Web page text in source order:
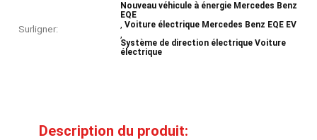
Surligner:
Nouveau véhicule à énergie Mercedes Benz
EQE
,Voiture électrique Mercedes Benz EQE EV
,
Système de direction électrique Voiture
électrique
Description du produit: